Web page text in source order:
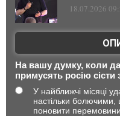
18.07.2026
На вашу думку, коли
примусять росію сісти
У найближчі місяці
настільки болючими,
поновити перемовини